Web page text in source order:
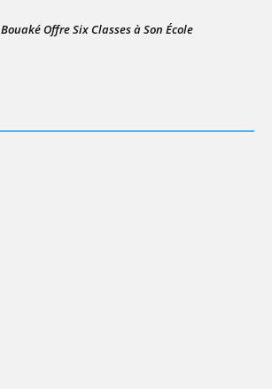
Bouaké Offre Six Classes à Son École